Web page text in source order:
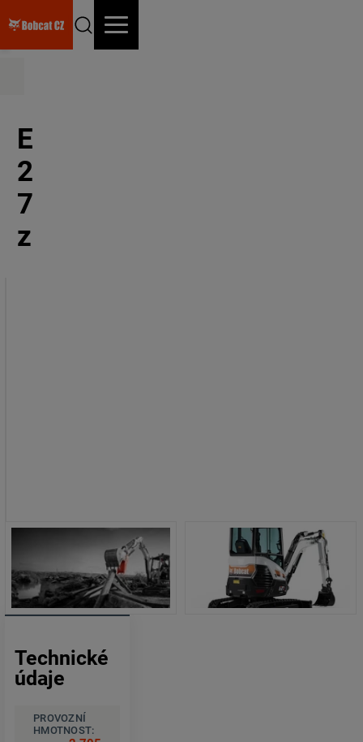
E
2
7
z
Technické
údaje
PROVOZNÍ
HMOTNOST: